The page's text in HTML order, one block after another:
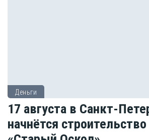
Деньги
17 августа в Санкт-
начнётся